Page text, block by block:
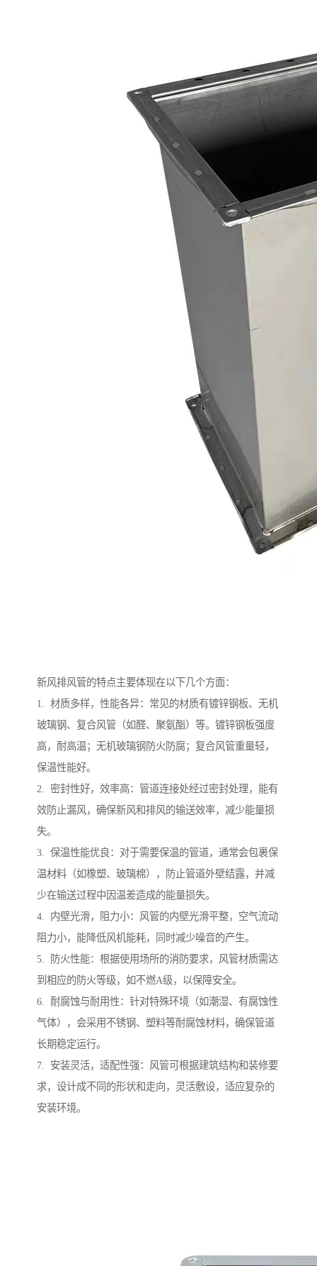
新风排风管的特点主要体现在以下几个方面：
1. 材质多样，性能各异：常见的材质有镀锌钢板、无机
玻璃钢、复合风管（如醛、聚氨酯）等。镀锌钢板强度
高，耐高温；无机玻璃钢防火防腐；复合风管重量轻，
保温性能好。
2. 密封性好，效率高：管道连接处经过密封处理，能有
效防止漏风，确保新风和排风的输送效率，减少能量损
失。
3. 保温性能优良：对于需要保温的管道，通常会包裹保
温材料（如橡塑、玻璃棉），防止管道外壁结露，并减
少在输送过程中因温差造成的能量损失。
4. 内壁光滑，阻力小：风管的内壁光滑平整，空气流动
阻力小，能降低风机能耗，同时减少噪音的产生。
5. 防火性能：根据使用场所的消防要求，风管材质需达
到相应的防火等级，如不燃A级，以保障安全。
6. 耐腐蚀与耐用性：针对特殊环境（如潮湿、有腐蚀性
气体），会采用不锈钢、塑料等耐腐蚀材料，确保管道
长期稳定运行。
7. 安装灵活，适配性强：风管可根据建筑结构和装修要
求，设计成不同的形状和走向，灵活敷设，适应复杂的
安装环境。